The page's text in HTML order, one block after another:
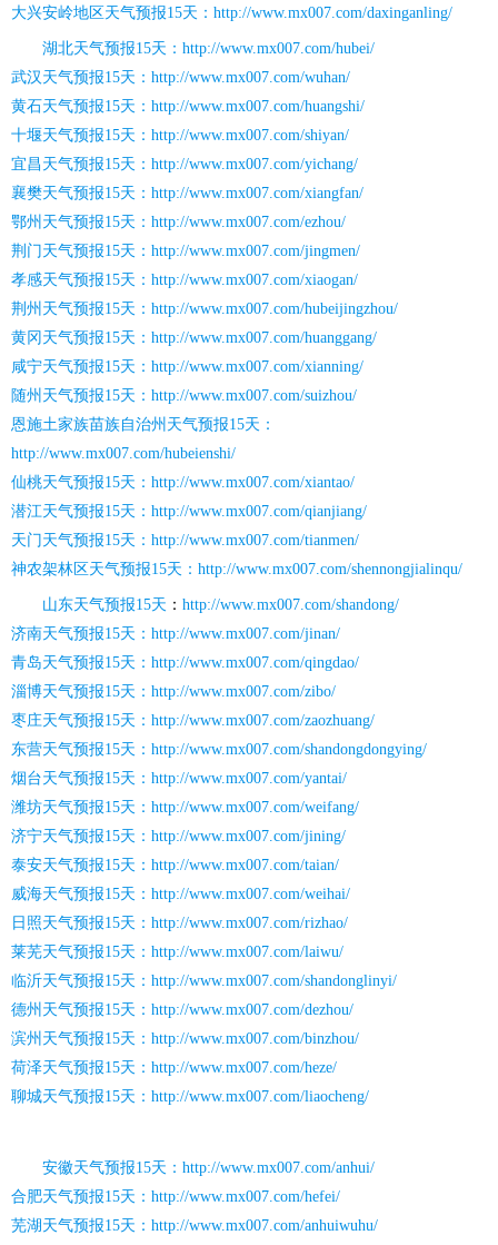
大兴安岭地区天气预报15天：http://www.mx007.com/daxinganling/
湖北天气预报15天：http://www.mx007.com/hubei/
武汉天气预报15天：http://www.mx007.com/wuhan/
黄石天气预报15天：http://www.mx007.com/huangshi/
十堰天气预报15天：http://www.mx007.com/shiyan/
宜昌天气预报15天：http://www.mx007.com/yichang/
襄樊天气预报15天：http://www.mx007.com/xiangfan/
鄂州天气预报15天：http://www.mx007.com/ezhou/
荆门天气预报15天：http://www.mx007.com/jingmen/
孝感天气预报15天：http://www.mx007.com/xiaogan/
荆州天气预报15天：http://www.mx007.com/hubeijingzhou/
黄冈天气预报15天：http://www.mx007.com/huanggang/
咸宁天气预报15天：http://www.mx007.com/xianning/
随州天气预报15天：http://www.mx007.com/suizhou/
恩施土家族苗族自治州天气预报15天：
http://www.mx007.com/hubeienshi/
仙桃天气预报15天：http://www.mx007.com/xiantao/
潜江天气预报15天：http://www.mx007.com/qianjiang/
天门天气预报15天：http://www.mx007.com/tianmen/
神农架林区天气预报15天：http://www.mx007.com/shennongjialinqu/
山东天气预报15天 ： http://www.mx007.com/shandong/
济南天气预报15天：http://www.mx007.com/jinan/
青岛天气预报15天：http://www.mx007.com/qingdao/
淄博天气预报15天：http://www.mx007.com/zibo/
枣庄天气预报15天：http://www.mx007.com/zaozhuang/
东营天气预报15天：http://www.mx007.com/shandongdongying/
烟台天气预报15天：http://www.mx007.com/yantai/
潍坊天气预报15天：http://www.mx007.com/weifang/
济宁天气预报15天：http://www.mx007.com/jining/
泰安天气预报15天：http://www.mx007.com/taian/
威海天气预报15天：http://www.mx007.com/weihai/
日照天气预报15天：http://www.mx007.com/rizhao/
莱芜天气预报15天：http://www.mx007.com/laiwu/
临沂天气预报15天：http://www.mx007.com/shandonglinyi/
德州天气预报15天：http://www.mx007.com/dezhou/
滨州天气预报15天：http://www.mx007.com/binzhou/
荷泽天气预报15天：http://www.mx007.com/heze/
聊城天气预报15天：http://www.mx007.com/liaocheng/
安徽天气预报15天：http://www.mx007.com/anhui/
合肥天气预报15天：http://www.mx007.com/hefei/
芜湖天气预报15天：http://www.mx007.com/anhuiwuhu/